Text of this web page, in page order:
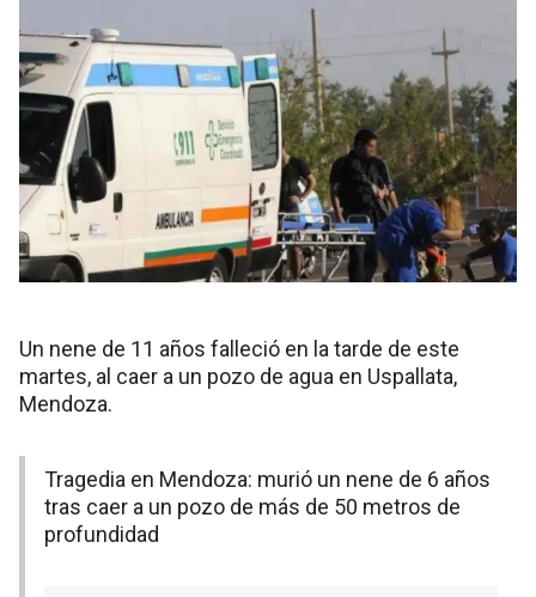
Un nene de 11 años falleció en la tarde de este
martes, al caer a un pozo de agua en Uspallata,
Mendoza.
Tragedia en Mendoza: murió un nene de 6 años
tras caer a un pozo de más de 50 metros de
profundidad